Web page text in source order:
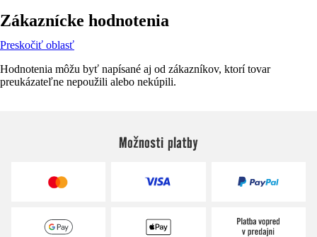
Zákaznícke hodnotenia
Preskočiť oblasť
Hodnotenia môžu byť napísané aj od zákazníkov, ktorí tovar
preukázateľne nepoužili alebo nekúpili.
Možnosti platby